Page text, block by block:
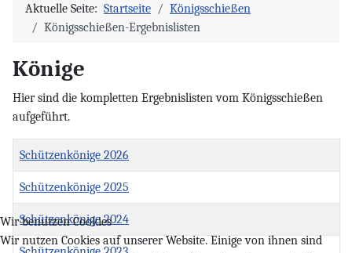
Aktuelle Seite: Startseite
Königsschießen
Königsschießen-Ergebnislisten
Könige
Hier sind die kompletten Ergebnislisten vom Königsschießen
aufgeführt.
Titel
Schützenkönige 2026
Schützenkönige 2025
Schützenkönige 2024
Wir benutzen Cookies
Wir nutzen Cookies auf unserer Website. Einige von ihnen sind